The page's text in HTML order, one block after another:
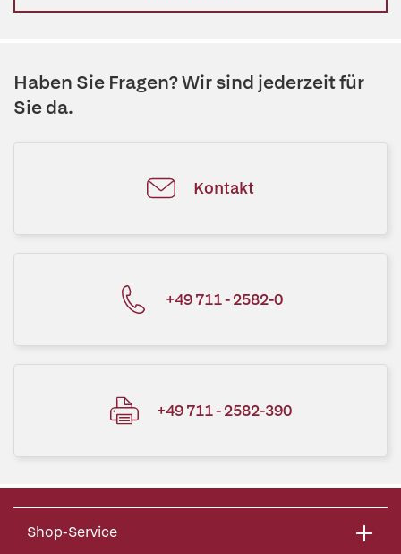
Haben Sie Fragen? Wir sind jederzeit für
Sie da.
Kontakt
+49 711 - 2582-0
+49 711 - 2582-390
Shop-Service